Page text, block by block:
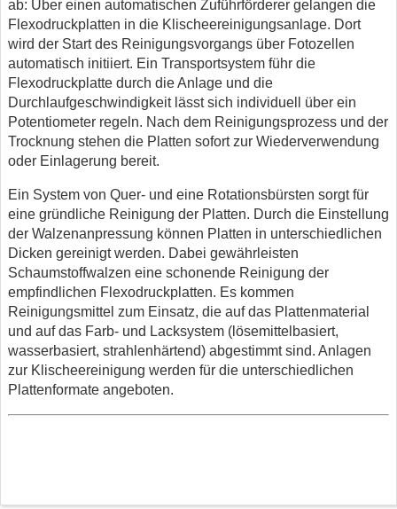
ab: Über einen automatischen Zuführförderer gelangen die
Flexodruckplatten in die Klischeereinigungsanlage. Dort
wird der Start des Reinigungsvorgangs über Fotozellen
automatisch initiiert. Ein Transportsystem führ die
Flexodruckplatte durch die Anlage und die
Durchlaufgeschwindigkeit lässt sich individuell über ein
Potentiometer regeln. Nach dem Reinigungsprozess und der
Trocknung stehen die Platten sofort zur Wiederverwendung
oder Einlagerung bereit.
Ein System von Quer- und eine Rotationsbürsten sorgt für
eine gründliche Reinigung der Platten. Durch die Einstellung
der Walzenanpressung können Platten in unterschiedlichen
Dicken gereinigt werden. Dabei gewährleisten
Schaumstoffwalzen eine schonende Reinigung der
empfindlichen Flexodruckplatten. Es kommen
Reinigungsmittel zum Einsatz, die auf das Plattenmaterial
und auf das Farb- und Lacksystem (lösemittelbasiert,
wasserbasiert, strahlenhärtend) abgestimmt sind. Anlagen
zur Klischeereinigung werden für die unterschiedlichen
Plattenformate angeboten.